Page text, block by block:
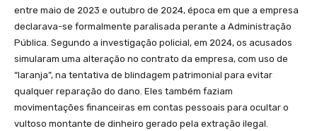
entre maio de 2023 e outubro de 2024, época em que a empresa
declarava-se formalmente paralisada perante a Administração
Pública. Segundo a investigação policial, em 2024, os acusados
simularam uma alteração no contrato da empresa, com uso de
“laranja”, na tentativa de blindagem patrimonial para evitar
qualquer reparação do dano. Eles também faziam
movimentações financeiras em contas pessoais para ocultar o
vultoso montante de dinheiro gerado pela extração ilegal.